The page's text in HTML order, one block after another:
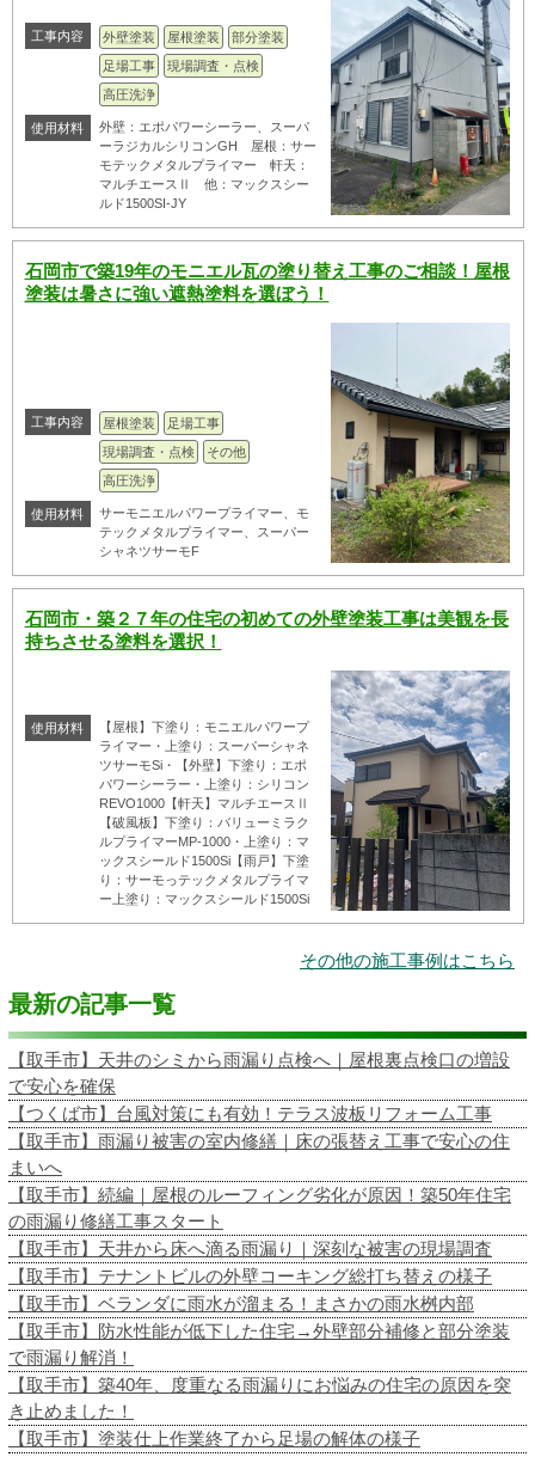
工事内容 外壁塗装 屋根塗装
部分塗装
足場工事
現場調査・点検
高圧洗浄
使用材料
外壁：エポパワーシーラー、スーパ
ーラジカルシリコンGH 屋根：サー
モテックメタルプライマー 軒天：
マルチエースⅡ 他：マックスシー
ルド1500SI-JY
石岡市で築19年のモニエル瓦の塗り替え工事のご相談！屋根
塗装は暑さに強い遮熱塗料を選ぼう！
工事内容 屋根塗装
足場工事
現場調査・点検
その他
高圧洗浄
使用材料
サーモニエルパワープライマー、モ
テックメタルプライマー、スーパー
シャネツサーモF
石岡市・築２７年の住宅の初めての外壁塗装工事は美観を長
持ちさせる塗料を選択！
使用材料
【屋根】下塗り：モニエルパワープ
ライマー・上塗り：スーパーシャネ
ツサーモSi・【外壁】下塗り：エポ
パワーシーラー・上塗り：シリコン
REVO1000【軒天】マルチエースⅡ
【破風板】下塗り：バリューミラク
ルプライマーMP-1000・上塗り：マ
ックスシールド1500Si【雨戸】下塗
り：サーモっテックメタルプライマ
ー上塗り：マックスシールド1500Si
その他の施工事例はこちら
最新の記事一覧
【取手市】天井のシミから雨漏り点検へ｜屋根裏点検口の増設
で安心を確保
【つくば市】台風対策にも有効！テラス波板リフォーム工事
【取手市】雨漏り被害の室内修繕｜床の張替え工事で安心の住
まいへ
【取手市】続編｜屋根のルーフィング劣化が原因！築50年住宅
の雨漏り修繕工事スタート
【取手市】天井から床へ滴る雨漏り｜深刻な被害の現場調査
【取手市】テナントビルの外壁コーキング総打ち替えの様子
【取手市】ベランダに雨水が溜まる！まさかの雨水桝内部
【取手市】防水性能が低下した住宅→外壁部分補修と部分塗装
で雨漏り解消！
【取手市】築40年、度重なる雨漏りにお悩みの住宅の原因を突
き止めました！
【取手市】塗装仕上作業終了から足場の解体の様子